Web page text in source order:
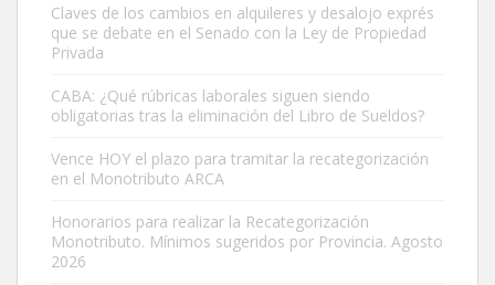
Claves de los cambios en alquileres y desalojo exprés
que se debate en el Senado con la Ley de Propiedad
Privada
CABA: ¿Qué rúbricas laborales siguen siendo
obligatorias tras la eliminación del Libro de Sueldos?
Vence HOY el plazo para tramitar la recategorización
en el Monotributo ARCA
Honorarios para realizar la Recategorización
Monotributo. Mínimos sugeridos por Provincia. Agosto
2026